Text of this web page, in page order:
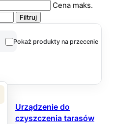
Cena maks.
Filtruj
Pokaż produkty na przecenie
Urządzenie do
czyszczenia tarasów